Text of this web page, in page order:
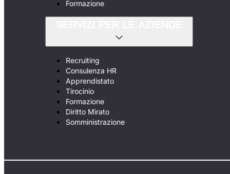
Formazione
Recruiting
Consulenza HR
Apprendistato
Tirocinio
Formazione
Diritto Mirato
Somministrazione